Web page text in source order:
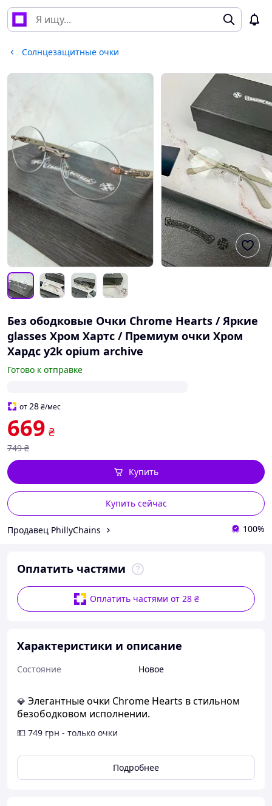
Солнцезащитные очки
Без ободковые Очки Chrome Hearts / Яркие
glasses Хром Хартс / Премиум очки Хром
Хардс y2k opium archive
Готово к отправке
от28₴/мес
669 ₴
749 ₴
Купить сейчас
Купить
Продавец PhillyChains 100%
Оплатить частями
Оплатить частями от 28 ₴
Характеристики и описание
Состояние Новое
💎 Элегантные очки Chrome Hearts в стильном
безободковом исполнении.
💵 749 грн - только очки
Подробнее